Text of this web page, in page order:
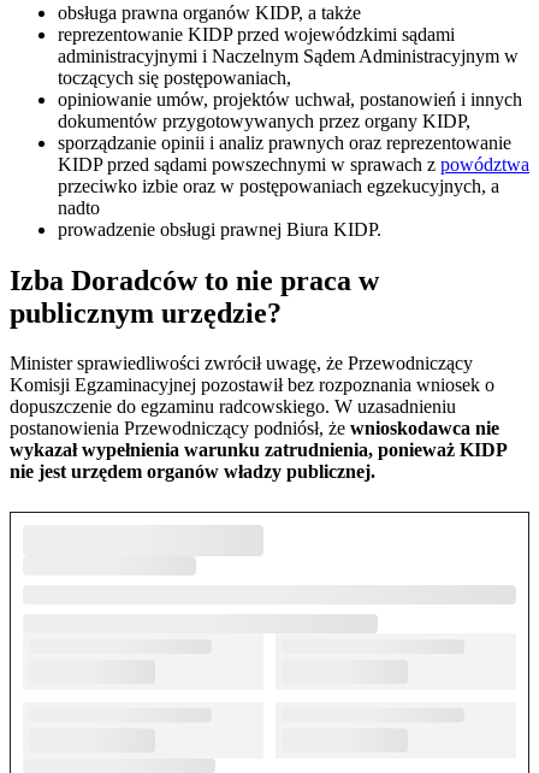
obsługa prawna organów KIDP, a także
reprezentowanie KIDP przed wojewódzkimi sądami
administracyjnymi i Naczelnym Sądem Administracyjnym w
toczących się postępowaniach,
opiniowanie umów, projektów uchwał, postanowień i innych
dokumentów przygotowywanych przez organy KIDP,
sporządzanie opinii i analiz prawnych oraz reprezentowanie
KIDP przed sądami powszechnymi w sprawach z powództwa
przeciwko izbie oraz w postępowaniach egzekucyjnych, a
nadto
prowadzenie obsługi prawnej Biura KIDP.
Izba Doradców to nie praca w
publicznym urzędzie?
Minister sprawiedliwości zwrócił uwagę, że Przewodniczący
Komisji Egzaminacyjnej pozostawił bez rozpoznania wniosek o
dopuszczenie do egzaminu radcowskiego. W uzasadnieniu
postanowienia Przewodniczący podniósł, że wnioskodawca nie
wykazał wypełnienia warunku zatrudnienia, ponieważ KIDP
nie jest urzędem organów władzy publicznej.